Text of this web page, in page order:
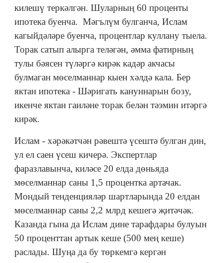
килешү теркәлгән. Шуларның 60 проценты
ипотека буенча. Мәгълүм булганча, Ислам
кагыйдәләре буенча, процентлар куллану тыела.
Торак сатып алырга теләгән, әмма фатирның
тулы бәясен түләргә кирәк кадәр акчасы
булмаган мөселманнар кыен хәлдә кала. Бер
яктан ипотека - Шәригать кануннарын бозу,
икенче яктан гаиләне торак белән тәэмин итәргә
кирәк.
Ислам - хәрәкәтчән рәвештә үсештә булган дин,
ул ел саен үсеш кичерә. Экспертлар
фаразлавынча, киләсе 20 елда дөньяда
мөселманнар саны 1,5 процентка артачак.
Мондый тенденцияләр шартларында 20 елдан
мөселманнар саны 2,2 млрд кешегә җитәчәк.
Казанда гына да Ислам дине тарафдары булуын
50 проценттан артык кеше (500 мең кеше)
раслады. Шуңа да бу төркемгә кергән